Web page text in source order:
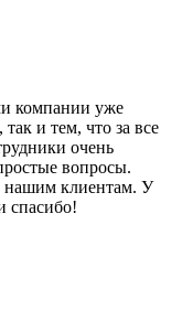
компании уже
и тем, что за все
очень
вопросы.
нашим клиентам. У
спасибо!